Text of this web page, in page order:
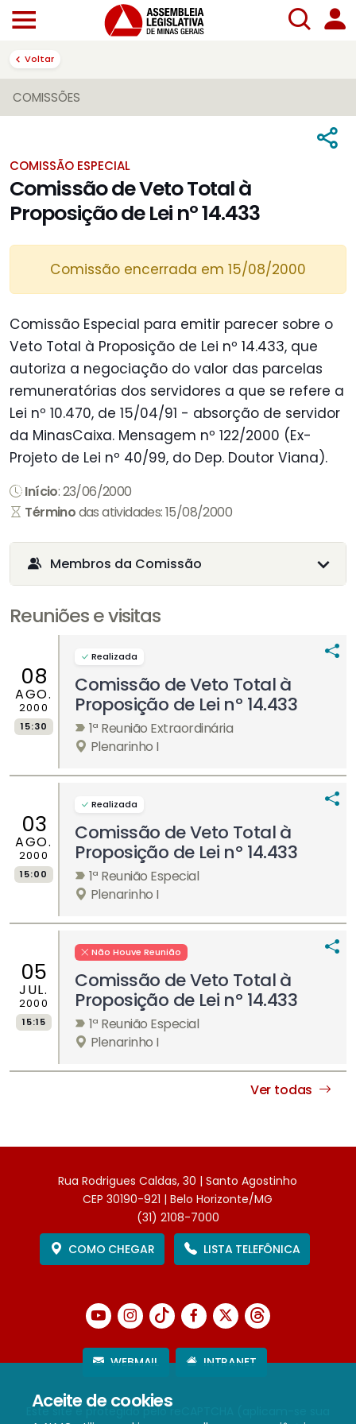
Aceite de cookies
Voltar
COMISSÕES
COMISSÃO ESPECIAL
Comissão de Veto Total à
Proposição de Lei nº 14.433
Comissão encerrada em 15/08/2000
Comissão Especial para emitir parecer sobre o
Veto Total à Proposição de Lei nº 14.433, que
autoriza a negociação do valor das parcelas
remuneratórias dos servidores a que se refere a
Lei nº 10.470, de 15/04/91 - absorção de servidor
da MinasCaixa. Mensagem nº 122/2000 (Ex-
Projeto de Lei nº 40/99, do Dep. Doutor Viana).
Início: 23/06/2000
Términodas atividades: 15/08/2000
Membros da Comissão
Reuniões e visitas
08
AGO.
2000
15:30
Realizada
Comissão de Veto Total à
Proposição de Lei nº 14.433
1ª Reunião Extraordinária
Plenarinho I
03
AGO.
2000
15:00
Realizada
Comissão de Veto Total à
Proposição de Lei nº 14.433
1ª Reunião Especial
Plenarinho I
05
JUL.
2000
15:15
Não Houve Reunião
Comissão de Veto Total à
Proposição de Lei nº 14.433
1ª Reunião Especial
Plenarinho I
Ver todas
Rua Rodrigues Caldas, 30 | Santo Agostinho
CEP 30190-921 | Belo Horizonte/MG
(31) 2108-7000
COMO CHEGAR
LISTA TELEFÔNICA
WEBMAIL INTRANET
Este site é protegido pelo reCAPTCHA (aplicam-se sua